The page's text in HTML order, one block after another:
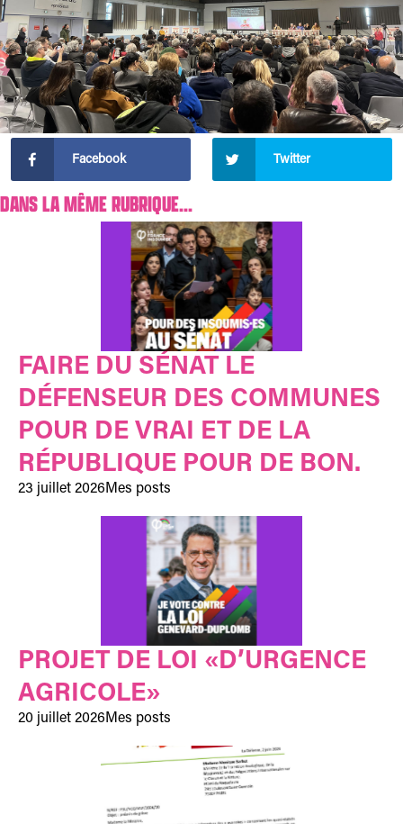
Facebook Twitter
DANS LA MÊME RUBRIQUE...
FAIRE DU SÉNAT LE
DÉFENSEUR DES COMMUNES
POUR DE VRAI ET DE LA
RÉPUBLIQUE POUR DE BON.
23 juillet 2026 Mes posts
PROJET DE LOI «D’URGENCE
AGRICOLE»
20 juillet 2026 Mes posts